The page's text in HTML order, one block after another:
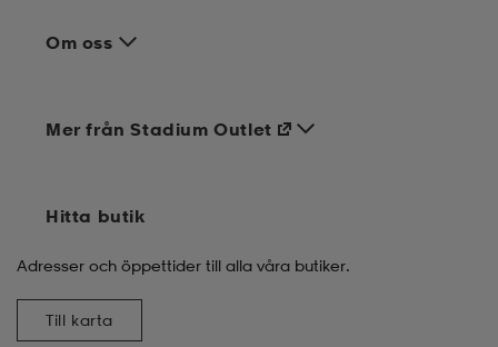
Om oss
Mer från Stadium Outlet
Hitta butik
Adresser och öppettider till alla våra butiker.
Till karta